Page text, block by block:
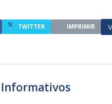
TWITTER IMPRIMIR